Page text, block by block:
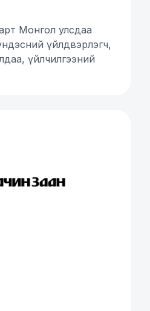
Монгол улсдаа
үйлдвэрлэгч,
үйлчилгээний